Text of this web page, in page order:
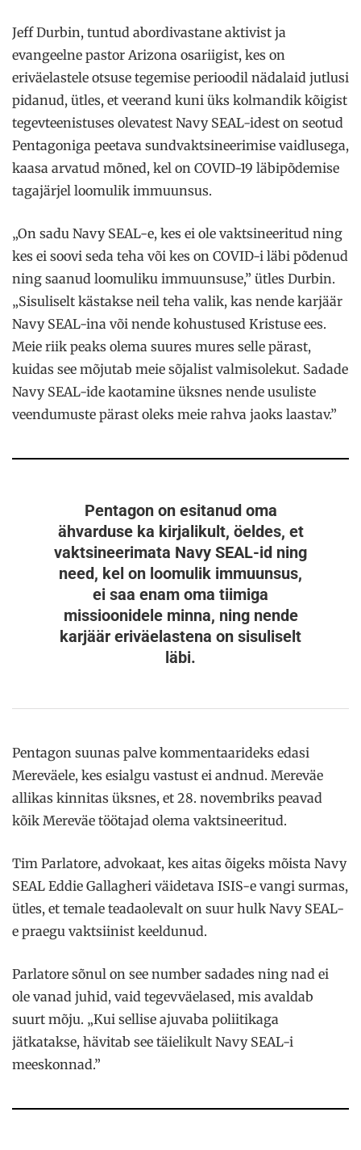
Jeff Durbin, tuntud abordivastane aktivist ja
evangeelne pastor Arizona osariigist, kes on
eriväelastele otsuse tegemise perioodil nädalaid jutlusi
pidanud, ütles, et veerand kuni üks kolmandik kõigist
tegevteenistuses olevatest Navy SEAL-idest on seotud
Pentagoniga peetava sundvaktsineerimise vaidlusega,
kaasa arvatud mõned, kel on COVID-19 läbipõdemise
tagajärjel loomulik immuunsus.
„On sadu Navy SEAL-e, kes ei ole vaktsineeritud ning
kes ei soovi seda teha või kes on COVID-i läbi põdenud
ning saanud loomuliku immuunsuse,” ütles Durbin.
„Sisuliselt kästakse neil teha valik, kas nende karjäär
Navy SEAL-ina või nende kohustused Kristuse ees.
Meie riik peaks olema suures mures selle pärast,
kuidas see mõjutab meie sõjalist valmisolekut. Sadade
Navy SEAL-ide kaotamine üksnes nende usuliste
veendumuste pärast oleks meie rahva jaoks laastav.”
Pentagon on esitanud oma
ähvarduse ka kirjalikult, öeldes, et
vaktsineerimata Navy SEAL-id ning
need, kel on loomulik immuunsus,
ei saa enam oma tiimiga
missioonidele minna, ning nende
karjäär eriväelastena on sisuliselt
läbi.
Pentagon suunas palve kommentaarideks edasi
Mereväele, kes esialgu vastust ei andnud. Mereväe
allikas kinnitas üksnes, et 28. novembriks peavad
kõik Mereväe töötajad olema vaktsineeritud.
Tim Parlatore, advokaat, kes aitas õigeks mõista Navy
SEAL Eddie Gallagheri väidetava ISIS-e vangi surmas,
ütles, et temale teadaolevalt on suur hulk Navy SEAL-
e praegu vaktsiinist keeldunud.
Parlatore sõnul on see number sadades ning nad ei
ole vanad juhid, vaid tegevväelased, mis avaldab
suurt mõju. „Kui sellise ajuvaba poliitikaga
jätkatakse, hävitab see täielikult Navy SEAL-i
meeskonnad.”